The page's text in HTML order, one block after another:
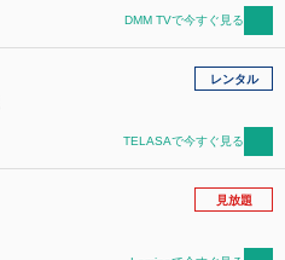
DMM TVで今すぐ見る
レンタル
TELASAで今すぐ見る
見放題